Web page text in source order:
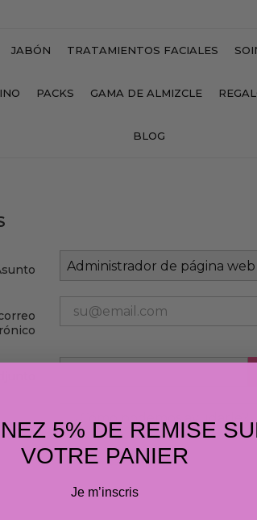
JABÓN TRATAMIENTOS FACIALES
PACKS GAMA DE ALMIZCLE
BLOG
5% DE REMISE
VOTRE PANIER
Je m’inscris